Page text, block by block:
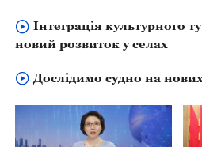
поставок: створення
нової глобальної
структури торгівлі
Інтеграція культурного
новий розвиток у селах
Дослідимо судно на